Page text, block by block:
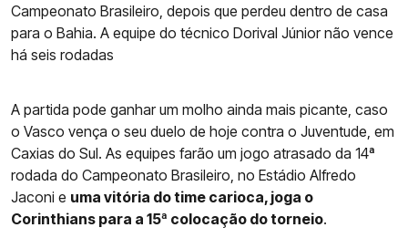
Campeonato Brasileiro, depois que perdeu dentro de casa
para o Bahia. A equipe do técnico Dorival Júnior não vence
há seis rodadas
A partida pode ganhar um molho ainda mais picante, caso
o Vasco vença o seu duelo de hoje contra o Juventude, em
Caxias do Sul. As equipes farão um jogo atrasado da 14ª
rodada do Campeonato Brasileiro, no Estádio Alfredo
Jaconi e uma vitória do time carioca, joga o
Corinthians para a 15ª colocação do torneio.